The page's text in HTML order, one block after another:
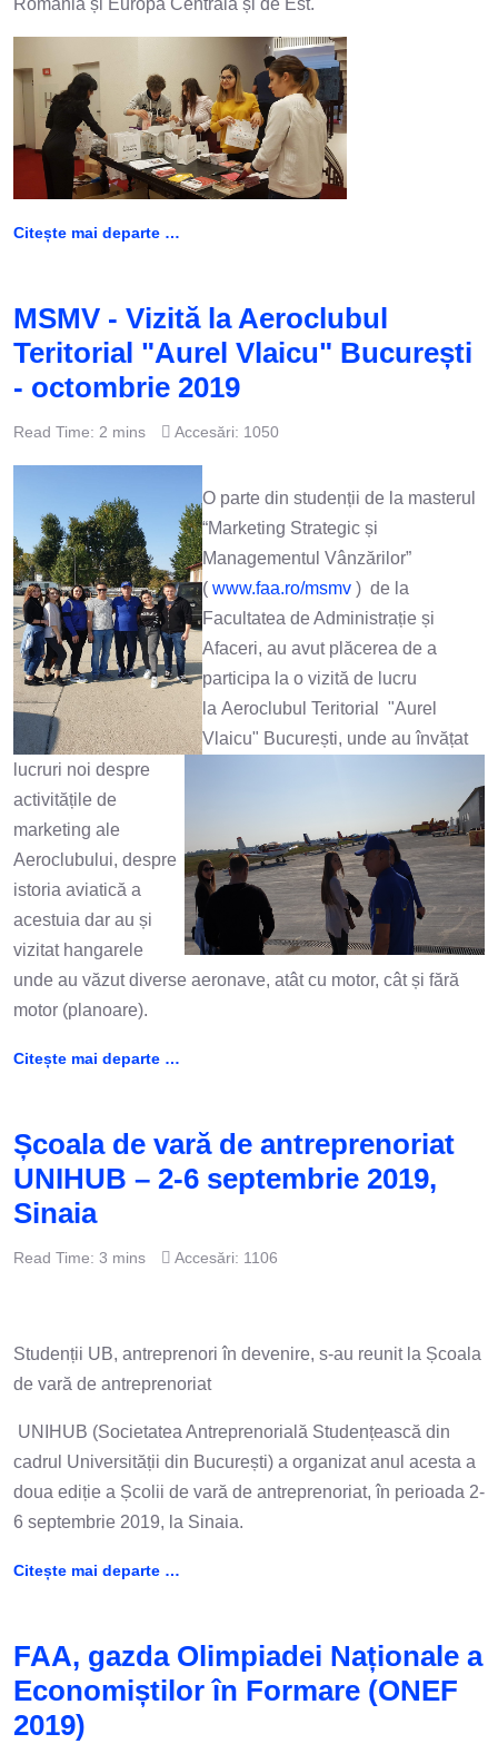
Citește mai departe …
MSMV - Vizită la Aeroclubul
Teritorial "Aurel Vlaicu" București
- octombrie 2019
Read Time: 2 mins Accesări: 1050
O parte din studenții de la masterul
“Marketing Strategic și
Managementul Vânzărilor”
( www.faa.ro/msmv ) de la
Facultatea de Administrație și
Afaceri, au avut plăcerea de a
participa la o vizită de lucru
la Aeroclubul Teritorial "Aurel
Vlaicu" București, unde au învățat
lucruri noi despre
activitățile de
marketing ale
Aeroclubului, despre
istoria aviatică a
acestuia dar au și
vizitat hangarele
unde au văzut diverse aeronave, atât cu motor, cât și fără
motor (planoare).
Citește mai departe …
Școala de vară de antreprenoriat
UNIHUB – 2-6 septembrie 2019,
Sinaia
Read Time: 3 mins Accesări: 1106
Studenții UB, antreprenori în devenire, s-au reunit la Școala
de vară de antreprenoriat
UNIHUB (Societatea Antreprenorială Studențească din
cadrul Universității din București) a organizat anul acesta a
doua ediție a Școlii de vară de antreprenoriat, în perioada 2-
6 septembrie 2019, la Sinaia.
Citește mai departe …
FAA, gazda Olimpiadei Naționale a
Economiștilor în Formare (ONEF
2019)